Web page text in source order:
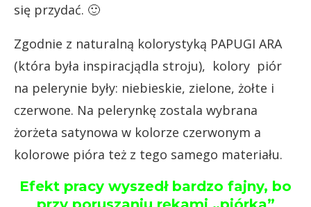
się przydać. 🙂
Zgodnie z naturalną kolorystyką PAPUGI ARA
(która była inspiracjądla stroju), kolory piór
na pelerynie były: niebieskie, zielone, żołte i
czerwone. Na pelerynkę zostala wybrana
żorżeta satynowa w kolorze czerwonym a
kolorowe pióra też z tego samego materiału.
Efekt pracy wyszedł bardzo fajny, bo